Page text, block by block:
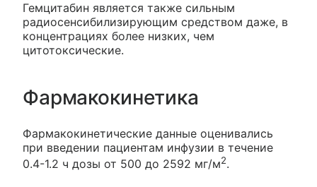
Гемцитабин является также сильным
радиосенсибилизирующим средством даже, в
концентрациях более низких, чем
цитотоксические.
Фармакокинетика
Фармакокинетические данные оценивались
при введении пациентам инфузии в течение
0.4-1.2 ч дозы от 500 до 2592 мг/м2.